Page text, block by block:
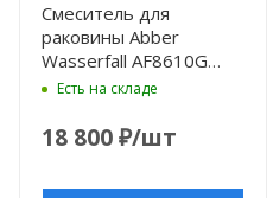
Смеситель для
раковины Abber
Wasserfall AF8610G
золотой матовый
Есть на складе
18 800₽/шт